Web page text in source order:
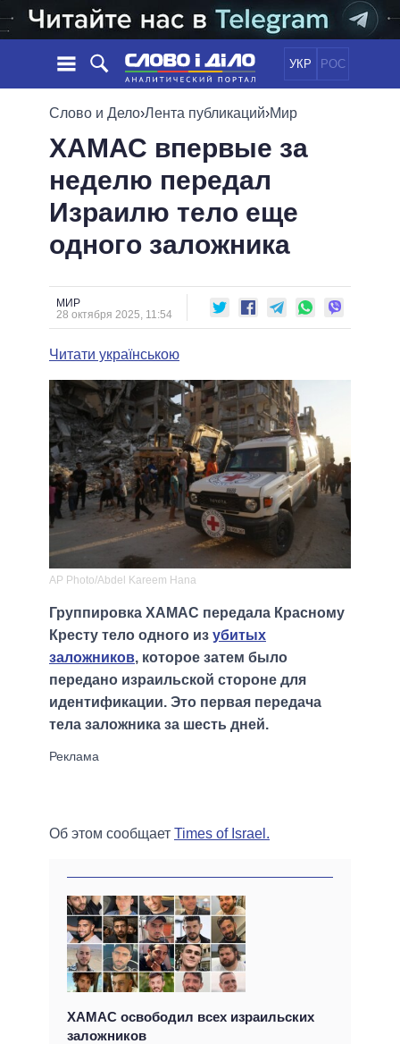
УКР РОС
НОВОСТИ
ЛЕНТА
СОБЫТИЯ
СТАТЬИ
МНЕНИЯ
ОБЗОРЫ
ДАЙДЖЕСТЫ
ПОЛИТИКА
ЭКОНОМИКА
ОБЩЕСТВО
ОБЕЩАНИЯ
ПОЛИТИКИ
ВСЕ ПОЛИТИКИ
ПРЕЗИДЕНТ И ОФИС
ВЕРХОВНАЯ РАДА
КАБИНЕТ МИНИСТРОВ
МЭРЫ
ВСЕ ПЕРСОНЫ
ПОДДЕРЖАТЬ
СРАВНЕНИЕ ПОЛИТИКОВ
Слово и Дело›Лента публикаций›Мир
ХАМАС впервые за
неделю передал
Израилю тело еще
одного заложника
МИР
28 октября 2025, 11:54
Читати українською
AP Photo/Abdel Kareem Hana
Группировка ХАМАС передала Красному
Кресту тело одного из убитых
заложников, которое затем было
передано израильской стороне для
идентификации. Это первая передача
тела заложника за шесть дней.
Об этом сообщает Times of Israel.
ХАМАС освободил всех израильских
заложников